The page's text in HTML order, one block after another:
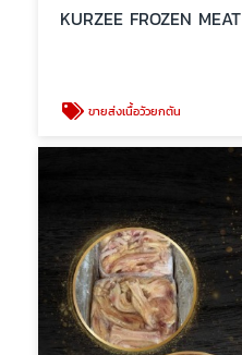
KURZEE FROZEN MEAT
ขายส่งเนื้อวัวยกตัน